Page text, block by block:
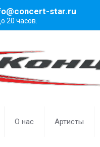
star.ru
20 часов.
О нас Артисты